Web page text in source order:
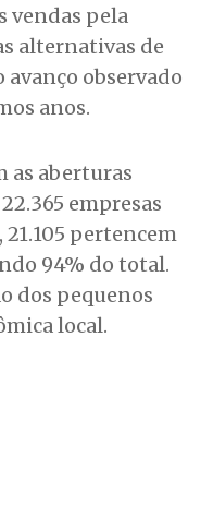
vendas pela
alternativas de
observado
anos.
as aberturas
empresas
pertencem
94% do total.
dos pequenos
local.